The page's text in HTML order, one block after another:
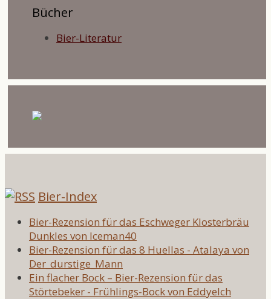
Bücher
Bier-Literatur
Bier-Index
Bier-Rezension für das Eschweger Klosterbräu
Dunkles von Iceman40
Bier-Rezension für das 8 Huellas - Atalaya von
Der_durstige_Mann
Ein flacher Bock – Bier-Rezension für das
Störtebeker - Frühlings-Bock von Eddyelch